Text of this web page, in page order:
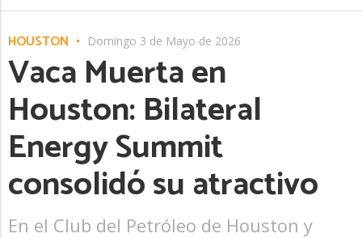
HOUSTON Domingo 3 de Mayo de 2026
Vaca Muerta en
Houston: Bilateral
Energy Summit
consolidó su atractivo
En el Club del Petróleo de Houston y